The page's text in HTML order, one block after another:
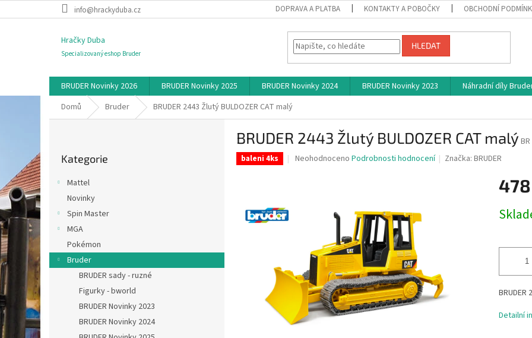
na
info@hrackyduba.cz DOPRAVA A PLATBA KONTAKTY A POBOČKY OBCHODNÍ
Hračky Duba
Specializovaný eshop Bruder
HLEDAT
BRUDER Novinky 2026 BRUDER Novinky 2025 BRUDER Novinky 2024 BRUDER Novinky 2023 Náhradní díly
Domů
Bruder BRUDER 2443 Žlutý BULDOZER CAT malý
a
n
kategorie
Kategorie
Mattel
Novinky
Spin Master
MGA
Pokémon
Bruder
BRUDER sady - ruzné
Figurky - bworld
BRUDER Novinky 2023
BRUDER Novinky 2024
BRUDER 2443 Žlutý BULDOZER CAT malý
baleni 4ks
Průměrné
Neohodnoceno Podrobnosti hodnocení Značka:BRUDER
cena:
Detailní